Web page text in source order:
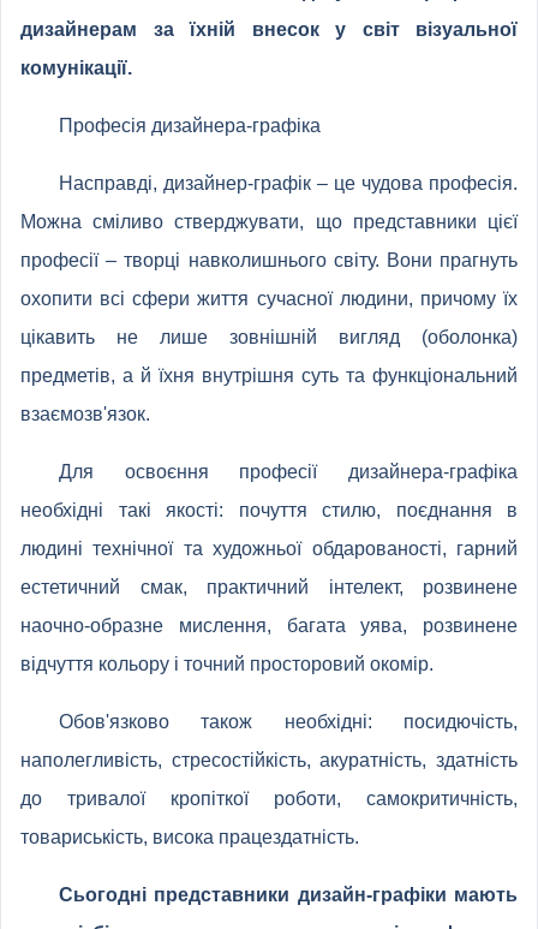
дизайнерам за їхній внесок у світ візуальної
комунікації.
Професія дизайнера-графіка
Насправді, дизайнер-графік – це чудова професія.
Можна сміливо стверджувати, що представники цієї
професії – творці навколишнього світу. Вони прагнуть
охопити всі сфери життя сучасної людини, причому їх
цікавить не лише зовнішній вигляд (оболонка)
предметів, а й їхня внутрішня суть та функціональний
взаємозв'язок.
Для освоєння професії дизайнера-графіка
необхідні такі якості: почуття стилю, поєднання в
людині технічної та художньої обдарованості, гарний
естетичний смак, практичний інтелект, розвинене
наочно-образне мислення, багата уява, розвинене
відчуття кольору і точний просторовий окомір.
Обов'язково також необхідні: посидючість,
наполегливість, стресостійкість, акуратність, здатність
до тривалої кропіткої роботи, самокритичність,
товариськість, висока працездатність.
Сьогодні представники дизайн-графіки мають